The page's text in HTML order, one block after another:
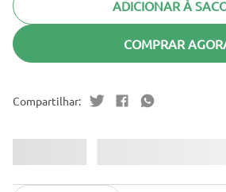
ADICIONAR À
COMPRAR